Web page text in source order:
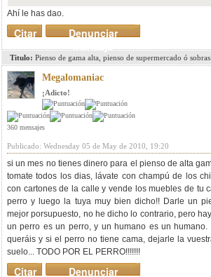
Ahí le has dao.
Denunciar
mensaje
Citar
Titulo: Pienso de gama alta, pienso de supermercado ó
Megalomaniac
¡Adicto!
360 mensajes
Publicado: Wednesday 05 de May de 2010, 19:20
si un mes no tienes dinero para el pienso de alta
tomate todos los dias, lávate con champú de los
con cartones de la calle y vende los muebles de tu
perro y luego la tuya muy bien dicho!! Darle un
mejor porsupuesto, no he dicho lo contrario, pero
un perro es un perro, y un humano es un
queráis y si el perro no tiene cama, dejarle la
suelo... TODO POR EL PERRO!!!!!!!
Denunciar
Citar